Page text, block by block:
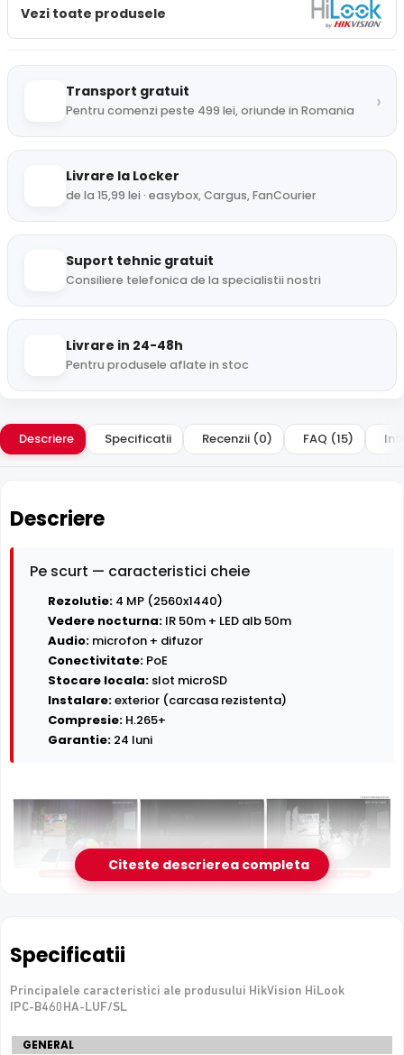
Vezi toate produsele
Transport gratuit
Pentru comenzi peste 499 lei, oriunde in Romania ›
Livrare la Locker
de la 15,99 lei · easybox, Cargus, FanCourier
Suport tehnic gratuit
Consiliere telefonica de la specialistii nostri
Livrare in 24-48h
Pentru produsele aflate in stoc
Descriere Specificatii Recenzii (0) FAQ (15)
Descriere
Pe scurt — caracteristici cheie
Rezolutie: 4 MP (2560x1440)
Vedere nocturna: IR 50m + LED alb 50m
Audio: microfon + difuzor
Conectivitate: PoE
Stocare locala: slot microSD
Instalare:exterior (carcasa rezistenta)
Compresie: H.265+
Garantie: 24 luni
infrarosu cu raza de actiune de pana la
vizibilitate clara pe intuneric total. LED-urile IR sunt
invizibile ochiului uman si nu deranjeaza.
Citeste descrierea completa
Specificatii
Principalele caracteristici ale produsului HikVision HiLook
IPC-B460HA-LUF/SL
Specificatii
GENERAL